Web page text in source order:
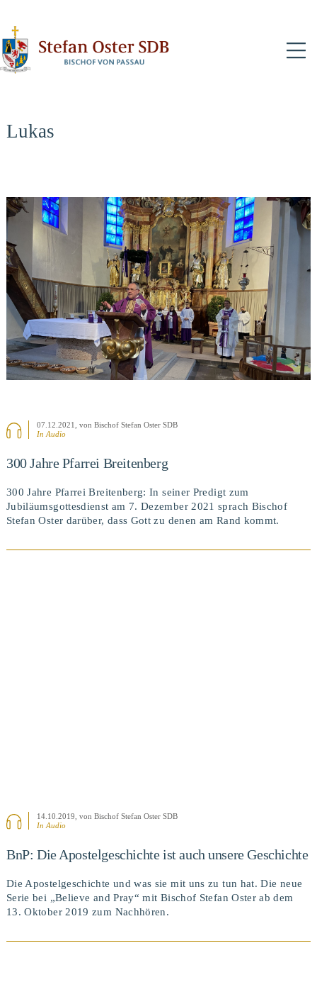
Lukas
07.12.2021
, von Bischof Stefan Oster SDB
In Audio
300 Jahre Pfarrei Breitenberg
300 Jahre Pfarrei Breitenberg: In seiner Predigt zum
Jubiläumsgottesdienst am 7. Dezember 2021 sprach Bischof
Stefan Oster darüber, dass Gott zu denen am Rand kommt.
14.10.2019 , von Bischof Stefan Oster SDB
In Audio
BnP: Die Apostelgeschichte ist auch unsere Geschichte
Die Apostelgeschichte und was sie mit uns zu tun hat. Die neue
Serie bei „Believe and Pray“ mit Bischof Stefan Oster ab dem
13. Oktober 2019 zum Nachhören.